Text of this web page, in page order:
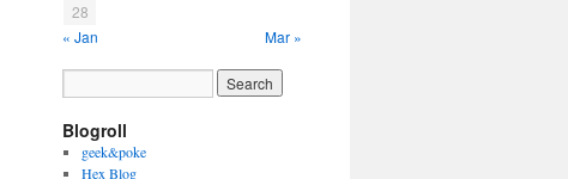
28
« Jan
Mar »
Blogroll
geek&poke
Hex Blog